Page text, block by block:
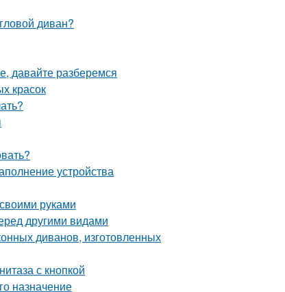
диван?
давайте разберемся
красок
устройства
руками
другими видами
диванов, изготовленных
с кнопкой
назначение